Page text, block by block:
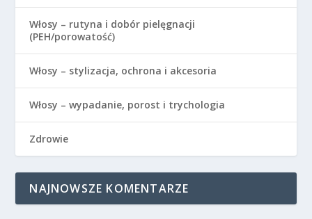
Włosy – rutyna i dobór pielęgnacji
(PEH/porowatość)
Włosy – stylizacja, ochrona i akcesoria
Włosy – wypadanie, porost i trychologia
Zdrowie
NAJNOWSZE KOMENTARZE